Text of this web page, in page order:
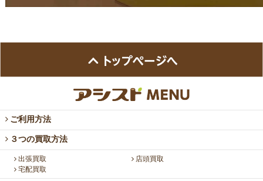
ご利用方法
３つの買取方法
出張買取
店頭買取
宅配買取